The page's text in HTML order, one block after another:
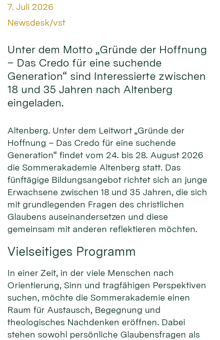
Datum:
7. Juli 2026
Von:
Newsdesk/vst
Unter dem Motto „Gründe der Hoffnung
– Das Credo für eine suchende
Generation“ sind Interessierte zwischen
18 und 35 Jahren nach Altenberg
eingeladen.
Altenberg. Unter dem Leitwort „Gründe der
Hoffnung – Das Credo für eine suchende
Generation“ findet vom 24. bis 28. August 2026
die Sommerakademie Altenberg statt. Das
fünftägige Bildungsangebot richtet sich an junge
Erwachsene zwischen 18 und 35 Jahren, die sich
mit grundlegenden Fragen des christlichen
Glaubens auseinandersetzen und diese
gemeinsam mit anderen reflektieren möchten.
Vielseitiges Programm
In einer Zeit, in der viele Menschen nach
Orientierung, Sinn und tragfähigen Perspektiven
suchen, möchte die Sommerakademie einen
Raum für Austausch, Begegnung und
theologisches Nachdenken eröffnen. Dabei
stehen sowohl persönliche Glaubensfragen als